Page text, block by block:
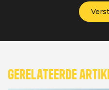
Gerelateerde